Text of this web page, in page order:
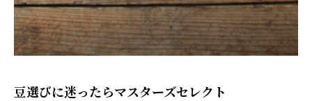
豆選びに迷ったらマスターズセレクト